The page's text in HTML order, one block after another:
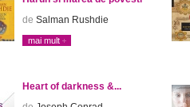
de Salman Rushdie
mai mult
Heart of darkness &...